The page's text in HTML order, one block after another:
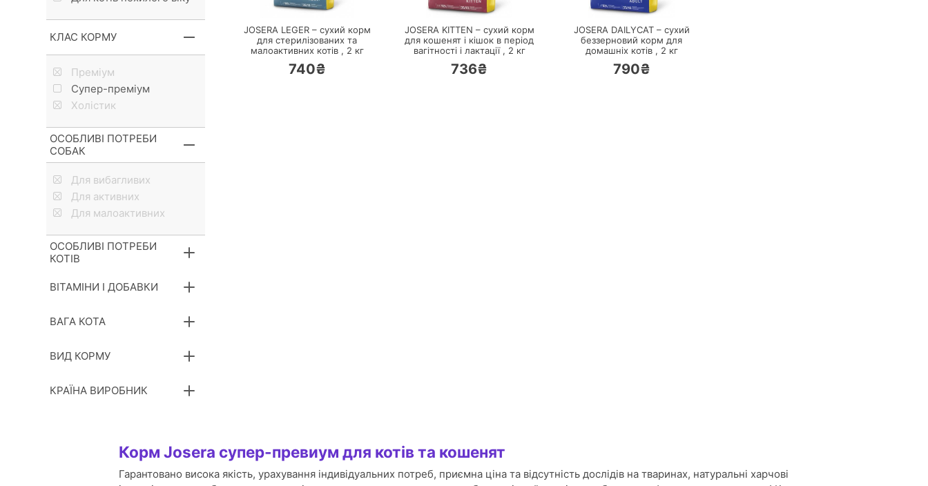
КЛАС КОРМУ
Преміум
Супер-преміум
Холістик
ОСОБЛИВІ ПОТРЕБИ
СОБАК
Для вибагливих
Для активних
Для малоактивних
ОСОБЛИВІ ПОТРЕБИ
КОТІВ
ВІТАМІНИ І ДОБАВКИ
ВАГА КОТА
ВИД КОРМУ
КРАЇНА ВИРОБНИК
JOSERA LEGER – сухий корм
для стерилізованих та
малоактивних котів , 2 кг
740₴
JOSERA KITTEN – сухий корм
для кошенят і кішок в період
вагітності і лактації , 2 кг
736₴
JOSERA DAILYCAT – сухий
беззерновий корм для
домашніх котів , 2 кг
790₴
Корм Josera супер-превиум для котів та кошенят
Гарантовано висока якість, урахування індивідуальних потреб, приємна ціна та відсутність дослідів на тваринах, натуральні харчові